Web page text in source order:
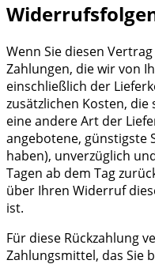
Wenn Sie diesen
Zahlungen, die wir von
einschließlich der
zusätzlichen Kosten, die
eine andere Art der
angebotene, günstigste
haben), unverzüglich
Tagen ab dem Tag
über Ihren Widerruf
ist.
Für diese Rückzahlung
Zahlungsmittel, das Sie